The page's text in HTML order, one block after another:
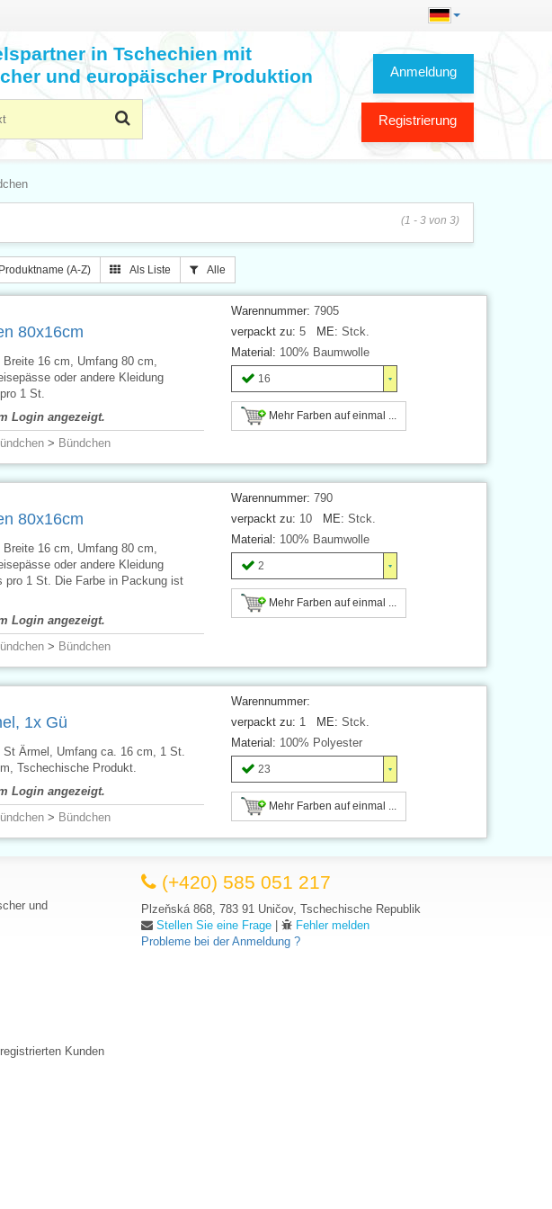
Anmeldung
Registrierung
in Tschechien mit
und europäischer Produktion
(1 - 3 von 3)
Produktname (A-Z) Als Liste Alle
Warennummer: 7905
verpackt zu: 5 ME: Stck.
Material: 100% Baumwolle
16
Mehr Farben auf einmal ...
80x16cm
16 cm, Umfang 80 cm,
oder andere Kleidung
1 St.
Login angezeigt.
> Bündchen
Warennummer: 790
verpackt zu: 10 ME: Stck.
Material: 100% Baumwolle
2
Mehr Farben auf einmal ...
80x16cm
16 cm, Umfang 80 cm,
oder andere Kleidung
1 St. Die Farbe in Packung ist
Login angezeigt.
> Bündchen
Warennummer:
verpackt zu: 1 ME: Stck.
Material: 100% Polyester
23
Mehr Farben auf einmal ...
1x Gü
Ärmel, Umfang ca. 16 cm, 1 St.
Tschechische Produkt.
Login angezeigt.
> Bündchen
und
Kunden
(+420) 585 051 217
Plzeňská 868, 783 91 Uničov, Tschechische Republik
Stellen Sie eine Frage |
Fehler melden
Probleme bei der Anmeldung ?